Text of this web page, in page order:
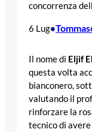
concorrenza
6 Lug•
Il nome di Eljif
questa volta
bianconero,
valutando il
rinforzare la
tecnico di